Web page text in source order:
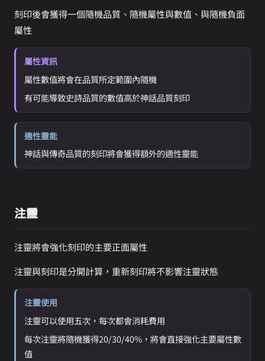
刻印後會獲得一個隨機品質、隨機屬性與數值、與隨機負面
屬性
屬性資訊
屬性數值將會在品質所定範圍內隨機
有可能導致史詩品質的數值高於神話品質刻印
適性靈能
神話與傳奇品質的刻印將會獲得額外的適性靈能
注靈
注靈將會強化刻印的主要正面屬性
注靈與刻印是分開計算，重新刻印將不影響注靈狀態
注靈使用
注靈可以使用五次，每次都會消耗費用
每次注靈將隨機獲得20/30/40%，將會直接強化主要屬性數
值